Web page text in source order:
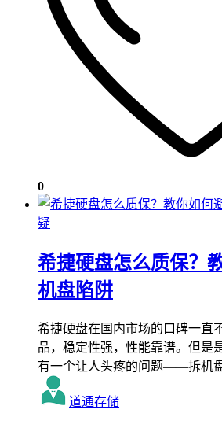
0
疑
希捷硬盘怎么质保？
机盘陷阱
希捷硬盘在国内市场的口碑一直
品，稳定性强，性能靠谱。但是
有一个让人头疼的问题——拆机
道通存储